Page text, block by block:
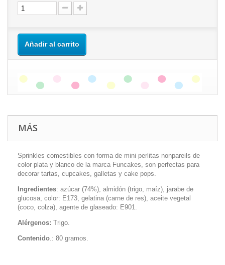
Añadir al carrito
MÁS
Sprinkles comestibles con forma de mini perlitas nonpareils de
color plata y blanco de la marca Funcakes, son perfectas para
decorar tartas, cupcakes, galletas y cake pops.
Ingredientes: azúcar (74%), almidón (trigo, maíz), jarabe de
glucosa, color: E173, gelatina (carne de res), aceite vegetal
(coco, colza), agente de glaseado: E901.
Alérgenos: Trigo.
Contenido.: 80 gramos.